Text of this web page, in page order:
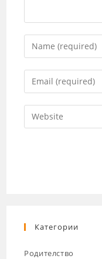
Категории
Родителство